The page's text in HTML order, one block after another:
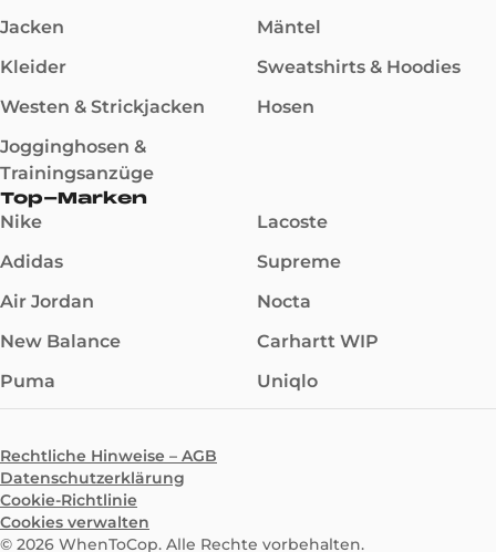
Jacken
Kleider
Westen & Strickjacken
Jogginghosen &
Trainingsanzüge
Mäntel
Sweatshirts & Hoodies
Hosen
Top-Marken
Nike
Adidas
Air Jordan
New Balance
Puma
Lacoste
Supreme
Nocta
Carhartt WIP
Uniqlo
Rechtliche Hinweise – AGB
Datenschutzerklärung
Cookie-Richtlinie
Cookies verwalten
© 2026 WhenToCop. Alle Rechte vorbehalten.